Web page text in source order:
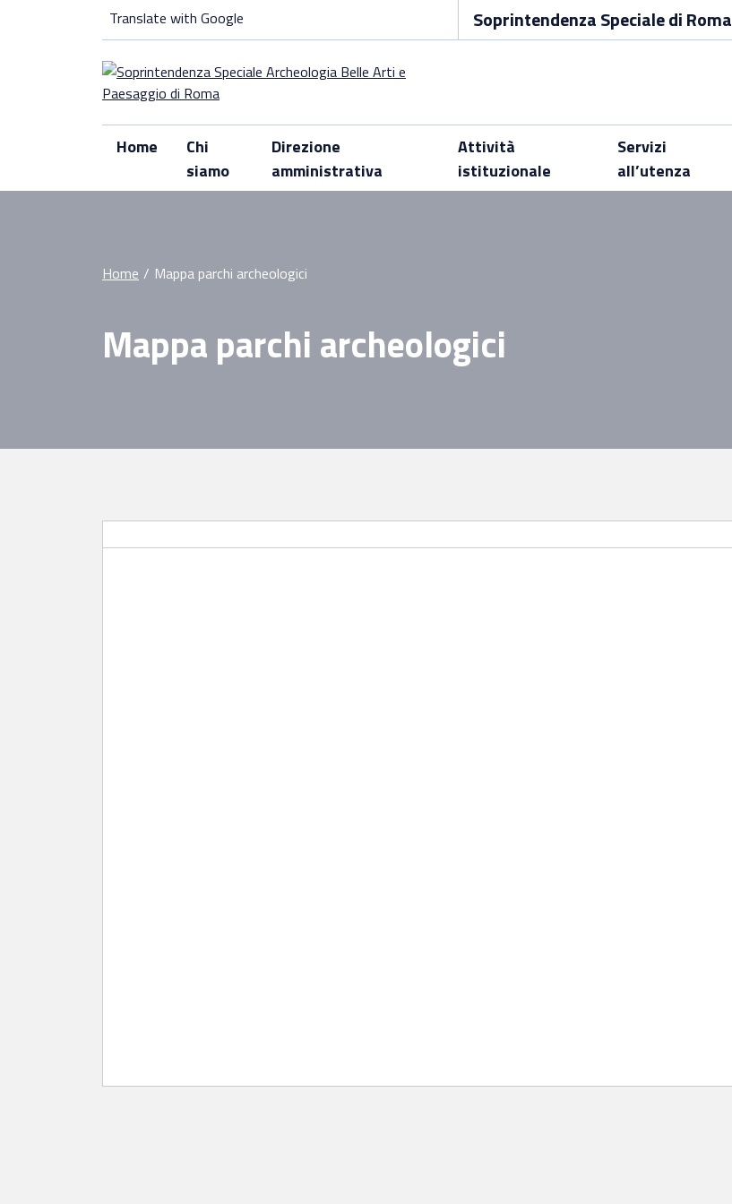
Translate with Google Soprintendenza Speciale di Roma
Home
Chi
siamo
Direzione
amministrativa
Attività
istituzionale
Servizi
all’utenza
Home / Mappa parchi archeologici
Mappa parchi archeologici